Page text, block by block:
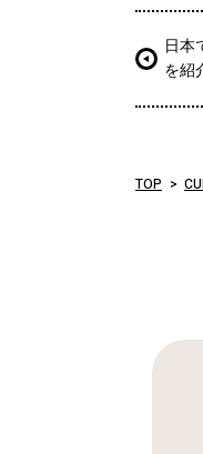
日本
を紹
TOP